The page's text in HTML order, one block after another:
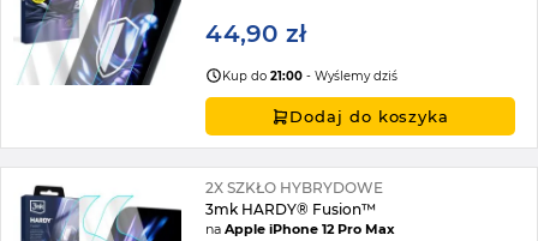
44,90 zł
Kup do21:00 - Wyślemy dziś
Dodaj do koszyka
2X SZKŁO HYBRYDOWE
3mk HARDY® Fusion™
naApple iPhone 12 Pro Max